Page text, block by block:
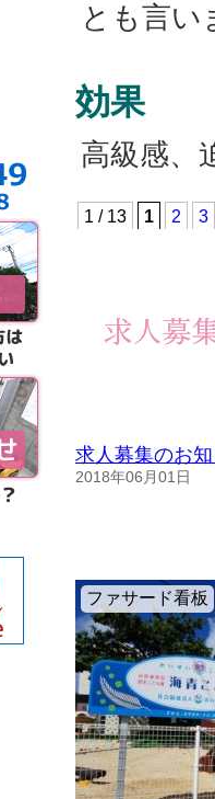
とも言い
効果
高級感、
1 / 13 1 2 3
求人募集のお
2018年06月01日
ファサード看板